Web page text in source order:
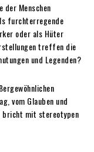
Menschen
furchterregende
oder als Hüter
treffen die
und Legenden?
vom Glauben und
bricht mit stereotypen